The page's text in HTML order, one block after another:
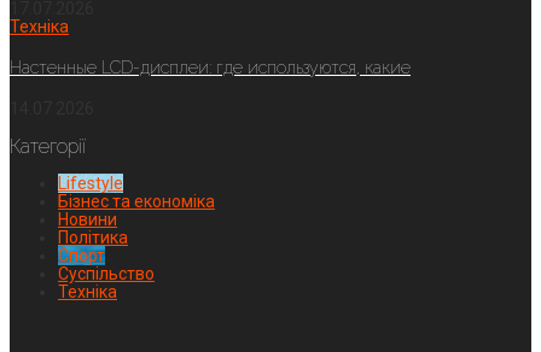
Техніка
Настенные LCD-дисплеи: где используются, какие
Категорії
Lifestyle
Бізнес та економіка
Новини
Політика
Спорт
Суспільство
Техніка